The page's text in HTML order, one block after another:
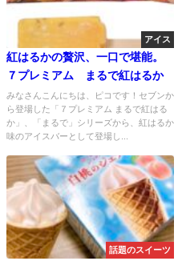
アイス
紅はるかの贅沢、一口で堪能。
７プレミアム まるで紅はるか
みなさんこんにちは、ピコです！セブンか
ら登場した「７プレミアム まるで紅はる
か」、「まるで」シリーズから、紅はるか
味のアイスバーとして登場し...
話題のスイーツ